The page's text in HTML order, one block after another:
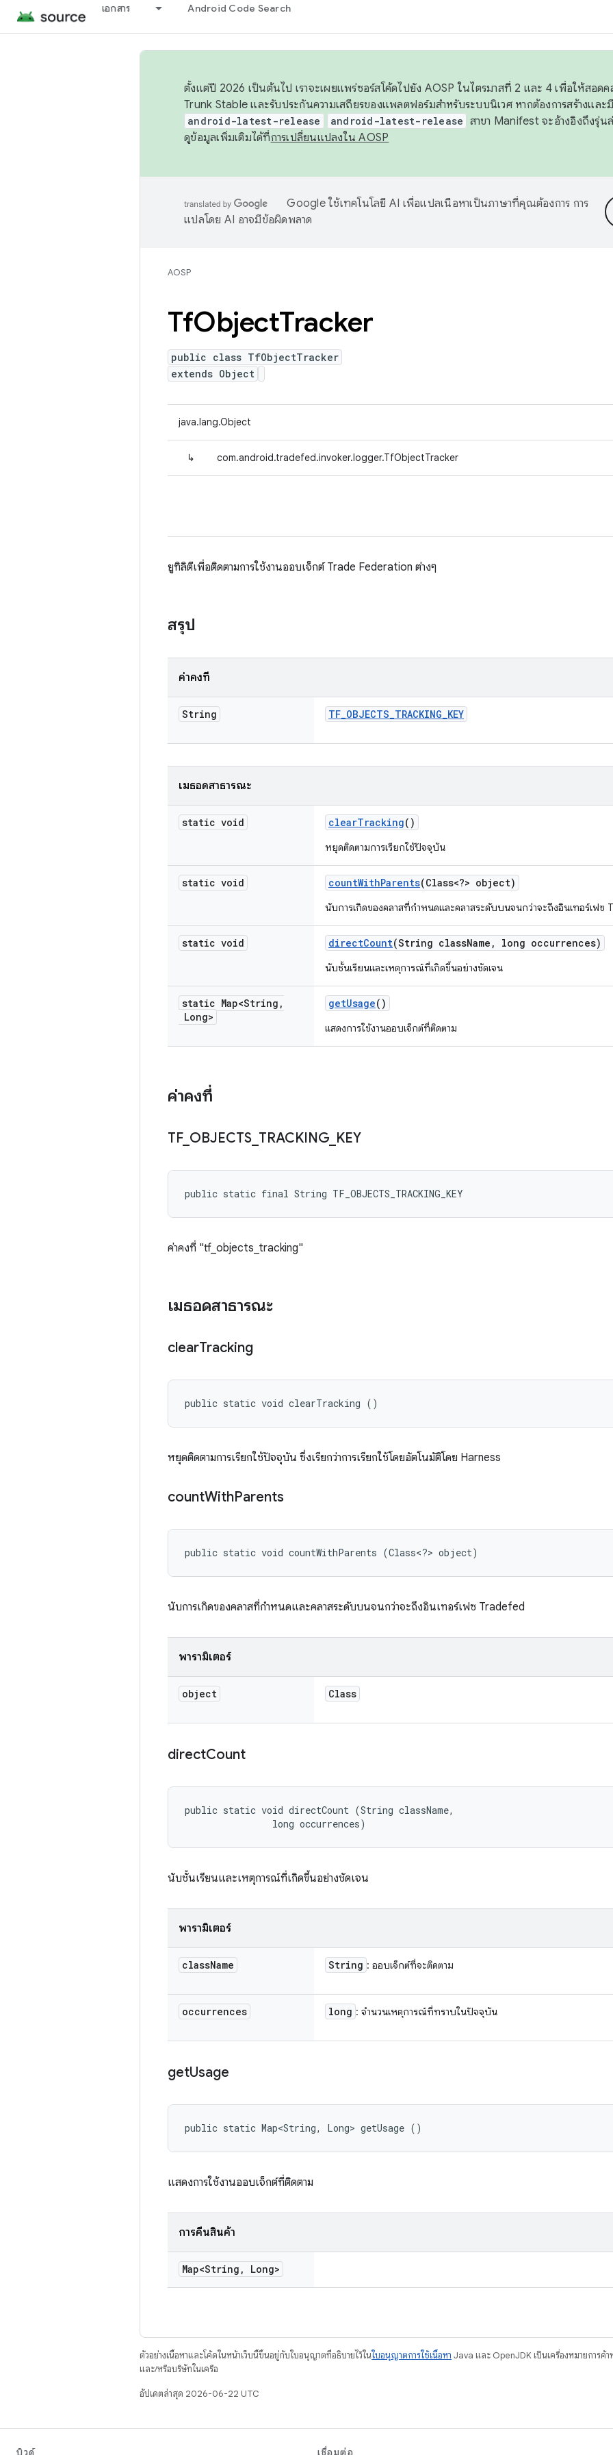
เอกสาร Android Code Search
ตั้งแต่ปี 2026 เป็นต้นไป เราจะเผยแพร่ซอร์สโค้ดไปยัง AOSP ในไตรมาสที่ 2 และ 4 เพื่อให้สอด
Trunk Stable และรับประกันความเสถียรของแพลตฟอร์มสำหรับระบบนิเวศ หากต้องการสร้างและ
android-latest-release android-latest-release สาขา Manifest จะอ้างอิงถึงรุ่
ดูข้อมูลเพิ่มเติมได้ที่การเปลี่ยนแปลงใน AOSP
Google ใช้เทคโนโลยี AI เพื่อแปลเนื้อหาเป็นภาษาที่คุณต้องการ การ
แปลโดย AI อาจมีข้อผิดพลาด
AOSP
TfObjectTracker
public class TfObjectTracker
extends Object
java.lang.Object
↳ com.android.tradefed.invoker.logger.TfObjectTracker
ยูทิลิตีเพื่อติดตามการใช้งานออบเจ็กต์ Trade Federation ต่างๆ
สรุป
ค่าคงที่
String TF_OBJECTS_TRACKING_KEY
เมธอดสาธารณะ
static void clearTracking()
หยุดติดตามการเรียกใช้ปัจจุบัน
static void countWithParents(Class<?> object)
นับการเกิดของคลาสที่กำหนดและคลาสระดับบนจนกว่าจะถึงอินเทอร์เฟซ
static void directCount(String className , long occurrences)
นับชั้นเรียนและเหตุการณ์ที่เกิดขึ้นอย่างชัดเจน
static Map<String ,
Long>
getUsage()
แสดงการใช้งานออบเจ็กต์ที่ติดตาม
ค่าคงที่
TF_ OBJECTS TRACKING KEY
public static final String TF_OBJECTS_TRACKING_KEY
ค่าคงที่ "tf_objects_tracking"
เมธอดสาธารณะ
clearTracking
public static void clearTracking ()
หยุดติดตามการเรียกใช้ปัจจุบัน ซึ่งเรียกว่าการเรียกใช้โดยอัตโนมัติโดย Harness
countWithParents
public static void countWithParents (Class<?> object)
นับการเกิดของคลาสที่กำหนดและคลาสระดับบนจนกว่าจะถึงอินเทอร์เฟซ Tradefed
พารามิเตอร์
object Class
directCount
public static void directCount (String className,
                long occurrences)
นับชั้นเรียนและเหตุการณ์ที่เกิดขึ้นอย่างชัดเจน
พารามิเตอร์
className String : ออบเจ็กต์ที่จะติดตาม
occurrences long : จำนวนเหตุการณ์ที่ทราบในปัจจุบัน
getUsage
public static Map<String, Long> getUsage ()
แสดงการใช้งานออบเจ็กต์ที่ติดตาม
การคืนสินค้า
Map<String , Long>
ตัวอย่างเนื้อหาและโค้ดในหน้าเว็บนี้ขึ้นอยู่กับใบอนุญาตที่อธิบายไว้ในใบอนุญาตการใช้เนื้อหา Java และ OpenJDK เป็นเครื่องหมายการค้
และ/หรือบริษัทในเครือ
อัปเดตล่าสุด 2026-06-22 UTC
บิวด์ เชื่อมต่อ